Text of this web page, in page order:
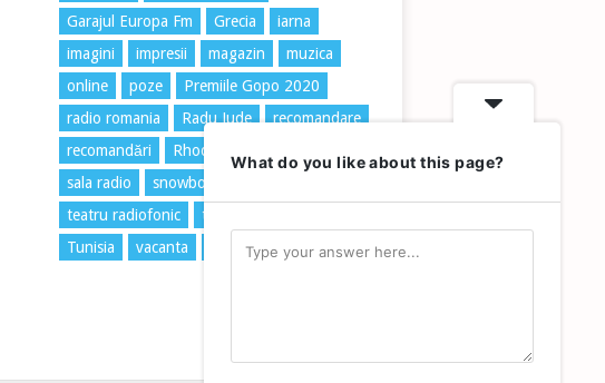
Garajul Europa Fm
Grecia
iarna
imagini
impresii magazin
muzica
online
poze
Premiile Gopo 2020
radio romania
Radu Jude
recomandare
recomandări
Rhodos
sala radio
snowboard
teatru radiofonic
tenis
Tunisia
vacanta vidra zapada
What do you like about this page?